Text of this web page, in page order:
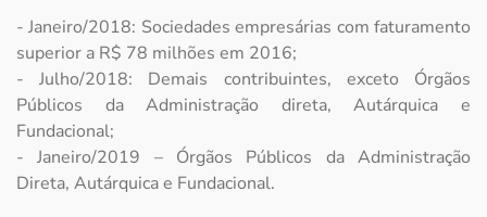
- Janeiro/2018: Sociedades empresárias com faturamento
superior a R$ 78 milhões em 2016;
- Julho/2018: Demais contribuintes, exceto Órgãos
Públicos da Administração direta, Autárquica e
Fundacional;
- Janeiro/2019 – Órgãos Públicos da Administração
Direta, Autárquica e Fundacional.